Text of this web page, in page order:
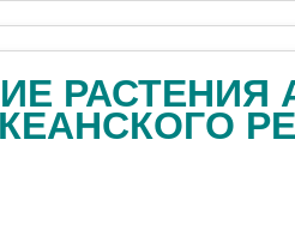
РАСТЕНИЯ